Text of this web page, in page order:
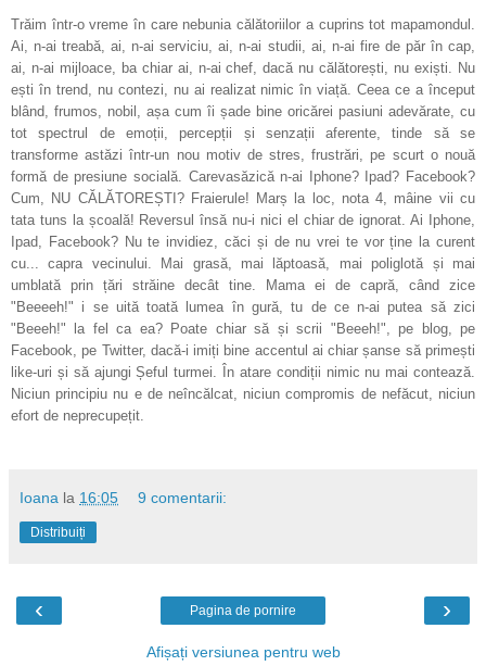
Trăim într-o vreme în care nebunia călătoriilor a cuprins tot mapamondul.
Ai, n-ai treabă, ai, n-ai serviciu, ai, n-ai studii, ai, n-ai fire de păr în cap,
ai, n-ai mijloace, ba chiar ai, n-ai chef, dacă nu călătorești, nu exiști. Nu
ești în trend, nu contezi, nu ai realizat nimic în viață. Ceea ce a început
blând, frumos, nobil, așa cum îi șade bine oricărei pasiuni adevărate, cu
tot spectrul de emoții, percepții și senzații aferente, tinde să se
transforme astăzi într-un nou motiv de stres, frustrări, pe scurt o nouă
formă de presiune socială. Carevasăzică n-ai Iphone? Ipad? Facebook?
Cum, NU CĂLĂTOREȘTI? Fraierule! Marș la loc, nota 4, mâine vii cu
tata tuns la școală! Reversul însă nu-i nici el chiar de ignorat. Ai Iphone,
Ipad, Facebook? Nu te invidiez, căci și de nu vrei te vor ține la curent
cu... capra vecinului. Mai grasă, mai lăptoasă, mai poliglotă și mai
umblată prin țări străine decât tine. Mama ei de capră, când zice
"Beeeeh!" i se uită toată lumea în gură, tu de ce n-ai putea să zici
"Beeeh!" la fel ca ea? Poate chiar să și scrii "Beeeh!", pe blog, pe
Facebook, pe Twitter, dacă-i imiți bine accentul ai chiar șanse să primești
like-uri și să ajungi Șeful turmei. În atare condiții nimic nu mai contează.
Niciun principiu nu e de neîncălcat, niciun compromis de nefăcut, niciun
efort de neprecupețit.
Ioana la 16:05 9 comentarii:
Distribuiți
‹ ›
Pagina de pornire
Afișați versiunea pentru web